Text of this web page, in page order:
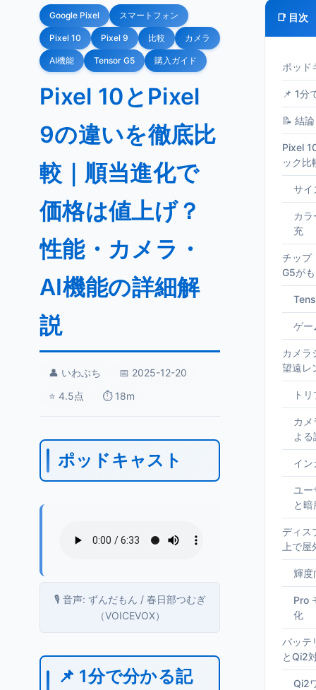
Google Pixel スマートフォン
Pixel 10 Pixel 9 比較 カメラ
AI機能 Tensor G5 購入ガイド
Pixel 10とPixel
9の違いを徹底比
較｜順当進化で
価格は値上げ？
性能・カメラ・
AI機能の詳細解
説
👤 いわぶち
📅 2025-12-20
⭐ 4.5点
⏱️ 18m
ポッドキャスト
🎙️ 音声: ずんだもん / 春日部つむぎ
（VOICEVOX）
📌 1分で分かる記
📑 目次
ポッド
📌 1分
📝 結論
Pixel
ック比
サイ
カラ
充
チップ
G5が
ゲー
カメラ
望遠レ
ト
カメ
よ
イン
ユー
と
ディス
上で
輝度
Pro
化
バッテ
とQi2
Qi2